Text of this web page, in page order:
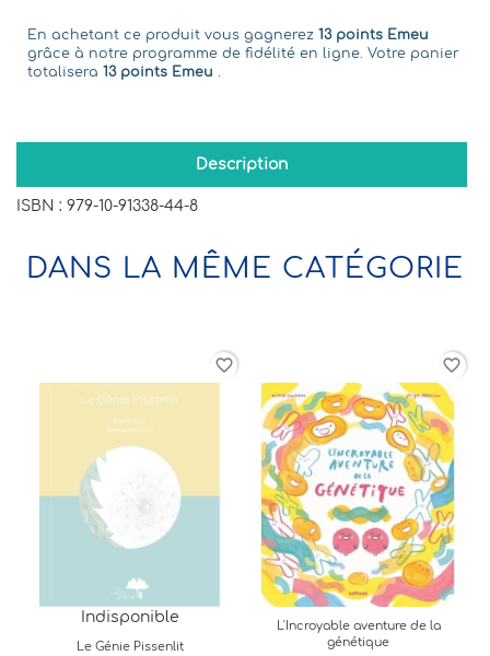
En achetant ce produit vous gagnerez 13 points Emeu
grâce à notre programme de fidélité en ligne. Votre panier
totalisera 13 points Emeu .
Description
ISBN : 979-10-91338-44-8
DANS LA MÊME CATÉGORIE
Indisponible
Le Génie Pissenlit
favorite_border
L'Incroyable aventure de la
génétique
favorite_border